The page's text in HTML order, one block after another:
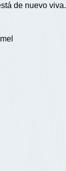
de nuevo viva.